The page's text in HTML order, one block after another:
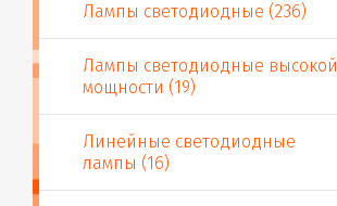
Лампы светодиодные (236)
Лампы светодиодные высокой
мощности (19)
Линейные светодиодные
лампы (16)